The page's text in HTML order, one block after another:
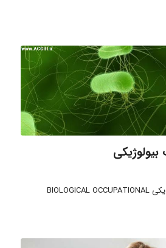
پاورپوینت خطرات بیولوژیکی BIOLOGICAL OCCUPATIONAL